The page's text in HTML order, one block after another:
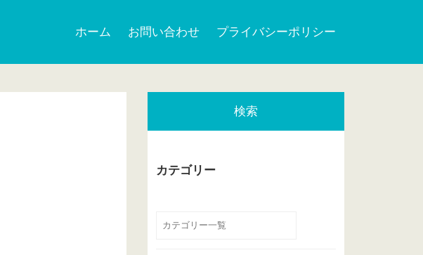
ホーム お問い合わせ プライバシーポリシー
検索
カテゴリー